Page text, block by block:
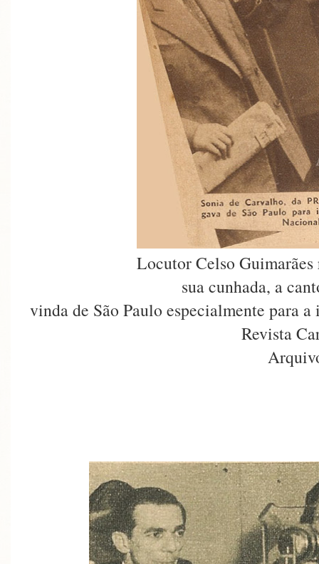
Locutor Celso
sua cunhada, a
vinda de São Paulo especialmente para
Revista